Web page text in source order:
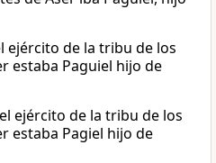
ejército de la tribu de los
estaba Paguiel hijo de
ejército de la tribu de los
estaba Pagiel hijo de